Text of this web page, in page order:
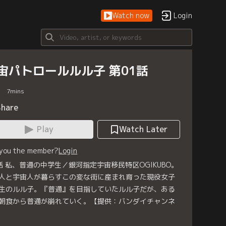
Watch now Login
パトロールルル子 第01話
7mins
Play
Watch Later
the member?Login
私、普通の中学生／銀河指定宇宙移民特区OGIKUBO。
と宇宙人が暮らすこの変な街に産まれ育った現役女子
のルル子。『普通』を目指していたルル子だが、ある
食から普通が崩れていく。【提供：バンダイチャンネ